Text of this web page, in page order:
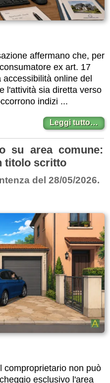
affermano che, per
ex art. 17
online del
l'attività sia diretta verso
indizi ...
Leggi tutto…
su area comune:
titolo scritto
del 28/05/2026.
comproprietario non può
esclusivo l'area